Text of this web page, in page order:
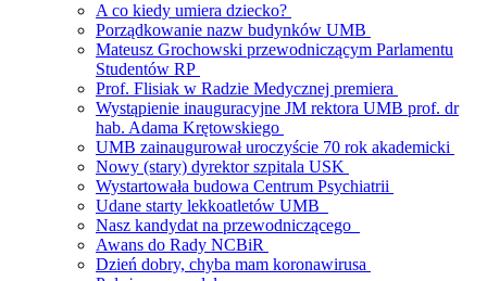
A co kiedy umiera dziecko?
Porządkowanie nazw budynków UMB
Mateusz Grochowski przewodniczącym Parlamentu
Studentów RP
Prof. Flisiak w Radzie Medycznej premiera
Wystąpienie inauguracyjne JM rektora UMB prof. dr
hab. Adama Krętowskiego
UMB zainaugurował uroczyście 70 rok akademicki
Nowy (stary) dyrektor szpitala USK
Wystartowała budowa Centrum Psychiatrii
Udane starty lekkoatletów UMB
Nasz kandydat na przewodniczącego
Awans do Rady NCBiR
Dzień dobry, chyba mam koronawirusa